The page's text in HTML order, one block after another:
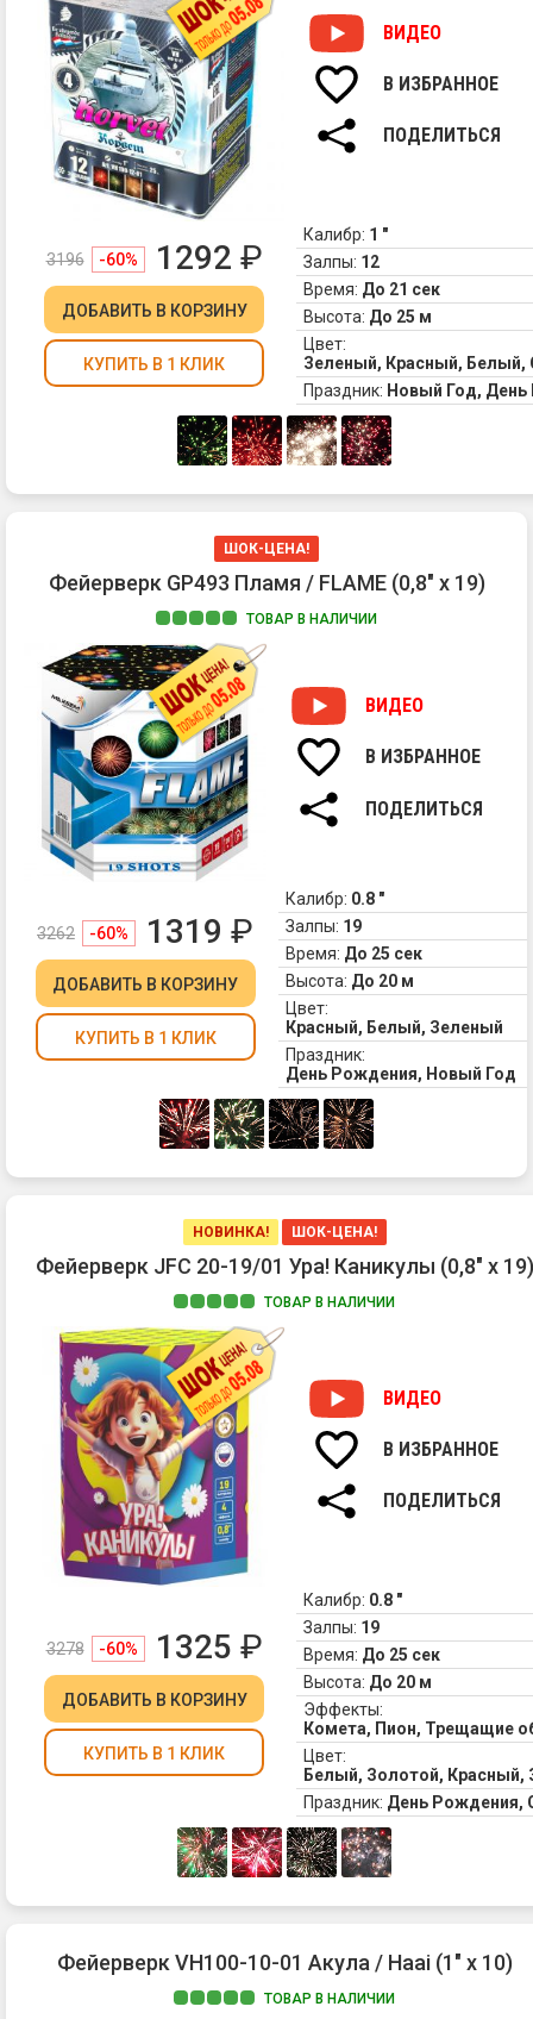
ВИДЕО
В ИЗБРАННОЕ
ПОДЕЛИТЬСЯ
3196 -60% 1292 ₽
ДОБАВИТЬ В КОРЗИНУ
КУПИТЬ В 1 КЛИК
Калибр: 1 "
Залпы: 12
Время: До 21 сек
Высота: До 25 м
Цвет:
Зеленый, Красный, Белый,
Праздник: Новый Год,
ШОК-ЦЕНА!
Фейерверк GP493 Пламя / FLAME (0,8" х 19)
ТОВАР В НАЛИЧИИ
ВИДЕО
В ИЗБРАННОЕ
ПОДЕЛИТЬСЯ
3262 -60% 1319 ₽
ДОБАВИТЬ В КОРЗИНУ
КУПИТЬ В 1 КЛИК
Калибр: 0.8 "
Залпы: 19
Время: До 25 сек
Высота: До 20 м
Цвет:
Красный, Белый, Зеленый
Праздник:
День Рождения, Новый Год
3.
НОВИНКА! ШОК-ЦЕНА!
Фейерверк JFС 20-19/01 Ура! Каникулы (0,8" х 19)
ТОВАР В НАЛИЧИИ
ВИДЕО
В ИЗБРАННОЕ
ПОДЕЛИТЬСЯ
3278 -60% 1325 ₽
ДОБАВИТЬ В КОРЗИНУ
КУПИТЬ В 1 КЛИК
Калибр: 0.8 "
Залпы: 19
Время: До 25 сек
Высота: До 20 м
Эффекты:
Комета, Пион, Трещащие
Цвет:
Белый, Золотой, Красный,
Праздник: День Рождения,
Фейерверк VH100-10-01 Акула / Haai (1" х 10)
ТОВАР В НАЛИЧИИ